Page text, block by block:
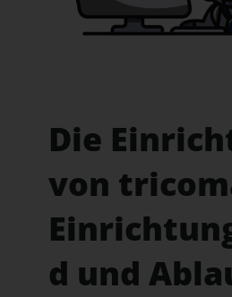
Die
von
d und